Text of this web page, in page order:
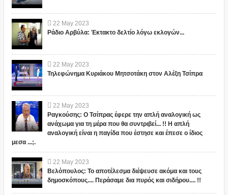
22 May 2023
Ράδιο Αρβύλα: Έκτακτο δελτίο λόγω εκλογών...
22 May 2023
Τηλεφώνημα Κυριάκου Μητσοτάκη στον Αλέξη Τσίπρα
22 May 2023
Ραγκούσης: Ο Τσίπρας έφερε την απλή αναλογική ως
ανάχωμα για τη μέρα που θα συντριβεί... !! Η απλή
αναλογική είναι η παγίδα που έστησε και έπεσε ο ίδιος
μεσα ...;.
22 May 2023
Βελόπουλος: Το αποτέλεσμα διέψευσε ακόμα και τους
δημοσκόπους.... Περάσαμε δια πυρός και σιδήρου.... !!